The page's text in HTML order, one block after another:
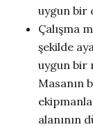
uygun bir
Çalışma
şekilde
uygun bir
Masanın
alanının